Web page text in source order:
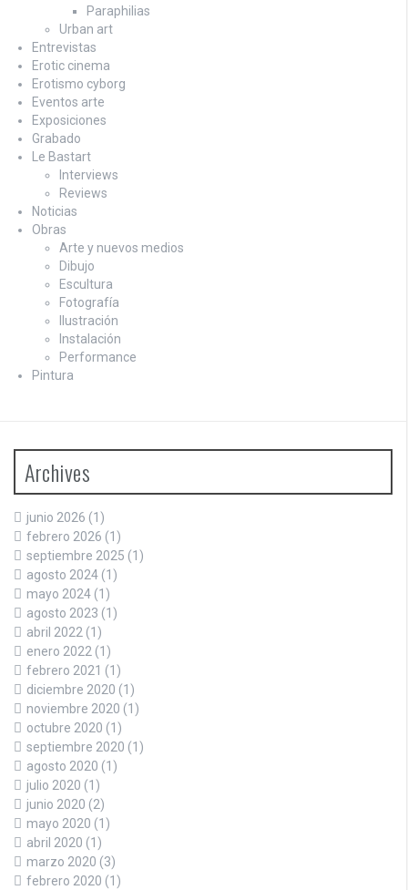
Paraphilias
Urban art
Entrevistas
Erotic cinema
Erotismo cyborg
Eventos arte
Exposiciones
Grabado
Le Bastart
Interviews
Reviews
Noticias
Obras
Arte y nuevos medios
Dibujo
Escultura
Fotografía
Ilustración
Instalación
Performance
Pintura
Archives
junio 2026 (1)
febrero 2026 (1)
septiembre 2025 (1)
agosto 2024 (1)
mayo 2024 (1)
agosto 2023 (1)
abril 2022 (1)
enero 2022 (1)
febrero 2021 (1)
diciembre 2020 (1)
noviembre 2020 (1)
octubre 2020 (1)
septiembre 2020 (1)
agosto 2020 (1)
julio 2020 (1)
junio 2020 (2)
mayo 2020 (1)
abril 2020 (1)
marzo 2020 (3)
febrero 2020 (1)